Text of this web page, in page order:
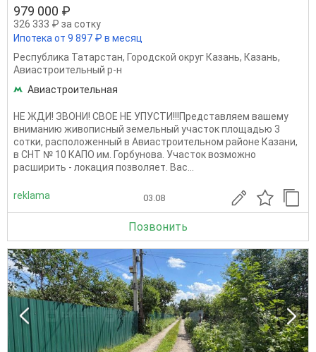
979 000 ₽
326 333 ₽ за сотку
Ипотека от 9 897 ₽ в месяц
Республика Татарстан, Городской округ Казань, Казань,
Авиастроительный р-н
Авиастроительная
НЕ ЖДИ! ЗВОНИ! СВОЕ НЕ УПУСТИ!!!Представляем вашему
вниманию живописный земельный участок площадью 3
сотки, расположенный в Авиастроительном районе Казани,
в СНТ № 10 КАПО им. Горбунова. Участок возможно
расширить - локация позволяет. Вас...
reklama 03.08
Позвонить